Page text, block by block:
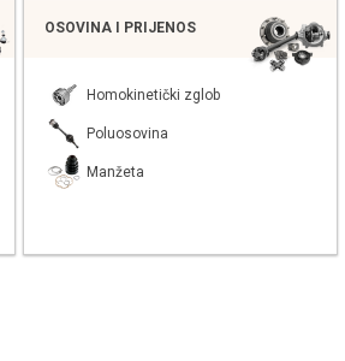
OSOVINA I PRIJENOS
Homokinetički zglob
Poluosovina
Manžeta